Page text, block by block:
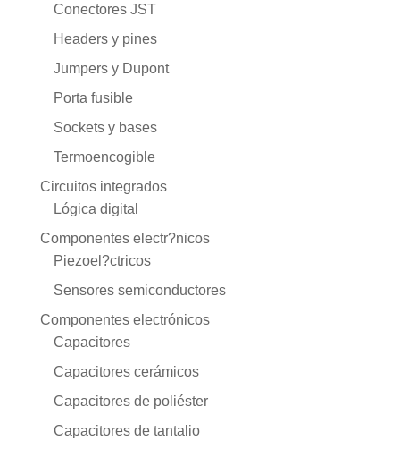
Conectores JST
Headers y pines
Jumpers y Dupont
Porta fusible
Sockets y bases
Termoencogible
Circuitos integrados
Lógica digital
Componentes electr?nicos
Piezoel?ctricos
Sensores semiconductores
Componentes electrónicos
Capacitores
Capacitores cerámicos
Capacitores de poliéster
Capacitores de tantalio